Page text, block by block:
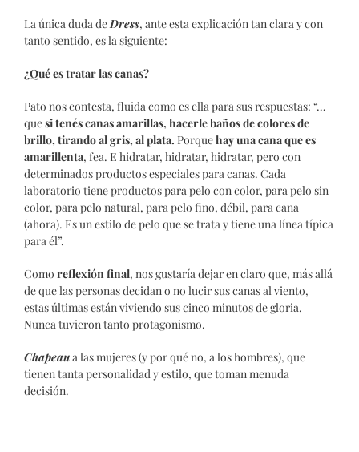
La única duda deDress, ante esta explicación tan clara y con
tanto sentido, es la siguiente:
¿Qué es tratar las canas?
Pato nos contesta, fluida como es ella para sus respuestas: “…
quesi tenés canas amarillas, hacerle baños de colores de
brillo, tirando al gris, al plata. Porquehay una cana que es
amarillenta, fea. E hidratar, hidratar, hidratar, pero con
determinados productos especiales para canas. Cada
laboratorio tiene productos para pelo con color, para pelo sin
color, para pelo natural, para pelo fino, débil, para cana
(ahora). Es un estilo de pelo que se trata y tiene una línea típica
para él”.
Como reflexión final, nos gustaría dejar en claro que, más allá
de que las personas decidan o no lucir sus canas al viento,
estas últimas están viviendo sus cinco minutos de gloria.
Nunca tuvieron tanto protagonismo.
Chapeaua las mujeres (y por qué no, a los hombres), que
tienen tanta personalidad y estilo, que toman menuda
decisión.